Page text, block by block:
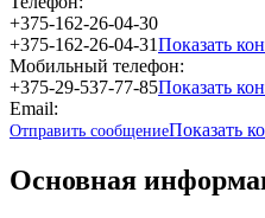
+375-162-26-04-30
+375-162-26-04-31Показать
Мобильный телефон:
+375-29-537-77-85Показать
Email:
Отправить сообщениеПоказать
Основная